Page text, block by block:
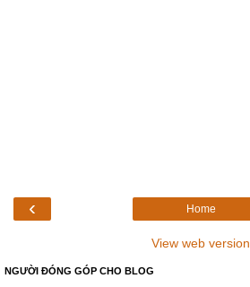
‹ Home
View web version
NGƯỜI ĐÓNG GÓP CHO BLOG